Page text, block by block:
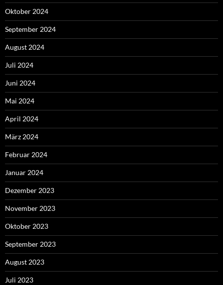
Oktober 2024
September 2024
August 2024
Juli 2024
Juni 2024
Mai 2024
April 2024
März 2024
Februar 2024
Januar 2024
Dezember 2023
November 2023
Oktober 2023
September 2023
August 2023
Juli 2023